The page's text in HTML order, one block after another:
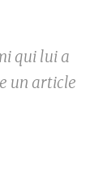
qui lui a
un article